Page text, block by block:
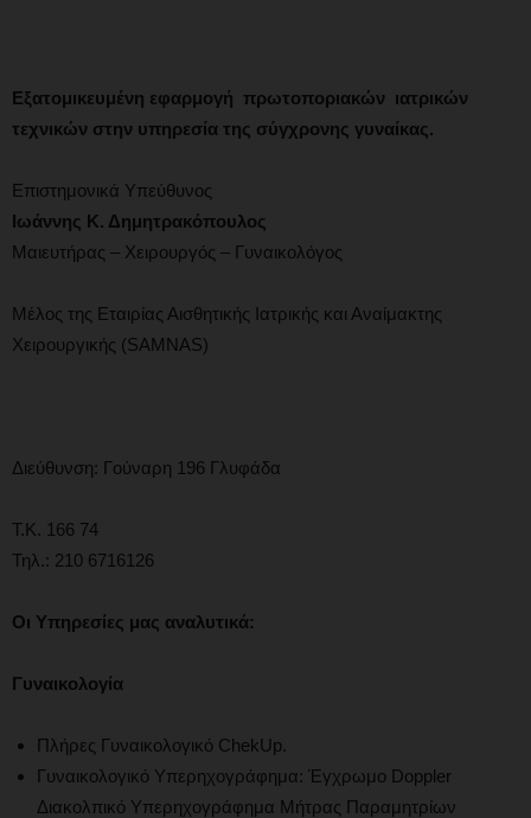
Εξατομικευμένη εφαρμογή πρωτοποριακών ιατρικών
τεχνικών στην υπηρεσία της σύγχρονης γυναίκας.
Επιστημονικά Υπεύθυνος
Ιωάννης Κ. Δημητρακόπουλος
Μαιευτήρας – Χειρουργός – Γυναικολόγος
Μέλος της Εταιρίας Αισθητικής Ιατρικής και Αναίμακτης
Χειρουργικής (SAMNAS)
Διεύθυνση: Γούναρη 196 Γλυφάδα
Τ.Κ. 166 74
Τηλ.: 210 6716126
Οι Υπηρεσίες μας αναλυτικά:
Γυναικολογία
Πλήρες Γυναικολογικό ChekUp.
Γυναικολογικό Υπερηχογράφημα: Έγχρωμο Doppler
Διακολπικό Υπερηχογράφημα Μήτρας Παραμητρίων